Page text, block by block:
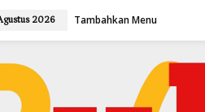
2026 Tambahkan Menu